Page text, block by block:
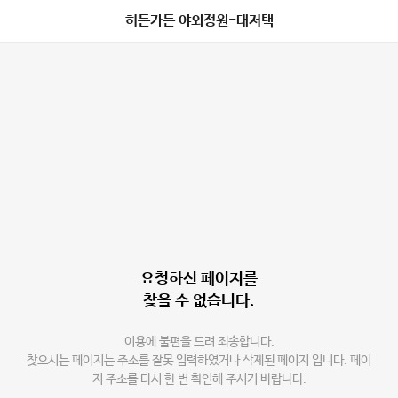
히든가든 야외정원-대저택
요청하신 페이지를
찾을 수 없습니다.
이용에 불편을 드려 죄송합니다.
찾으시는 페이지는 주소를 잘못 입력하였거나 삭제된 페이지 입니다. 페이
지 주소를 다시 한 번 확인해 주시기 바랍니다.